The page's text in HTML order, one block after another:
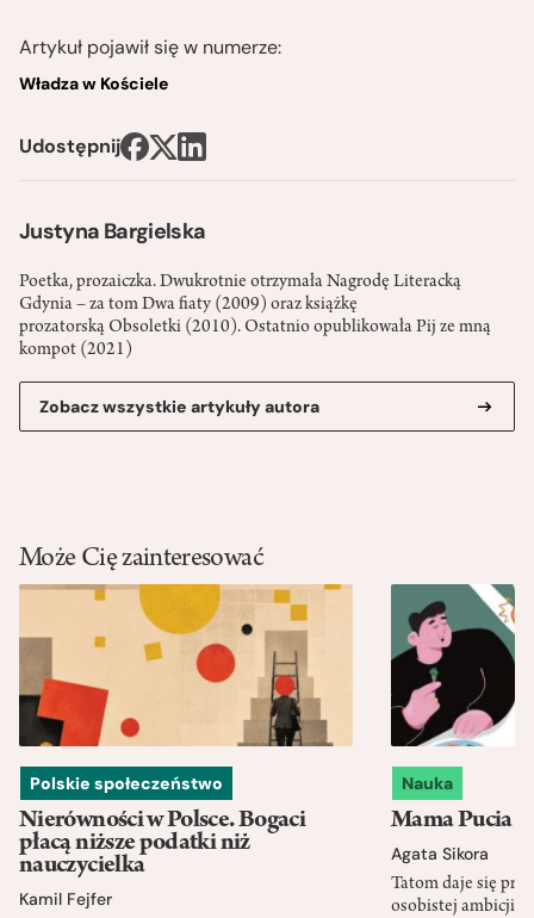
Justyna Bargielska
Poetka, prozaiczka. Dwukrotnie otrzymała Nagrodę Literacką
Gdynia – za tom Dwa fiaty (2009) oraz książkę
prozatorską Obsoletki (2010). Ostatnio opublikowała Pij ze mną
kompot (2021)
Zobacz wszystkie artykuły autora
Artykuł pojawił się w numerze:
Władza w Kościele
Udostępnij
Może Cię zainteresować
Polskie społeczeństwo
Nierówności w Polsce. Bogaci
płacą niższe podatki niż
nauczycielka
Kamil Fejfer
Nauka
Mama Pucia
Agata Sikora
Tatom daje się
osobistej ambicji,